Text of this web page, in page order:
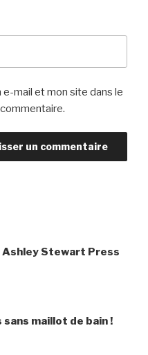
mail et mon site dans le
Ashley Stewart Press
maillot de bain !